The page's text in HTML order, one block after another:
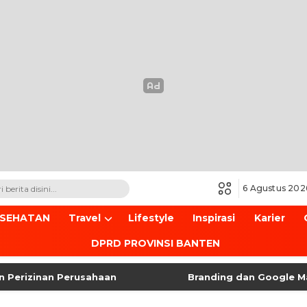
6 Agustus
Travel Lifestyle Inspirasi Karier
DPRD PROVINSI BANTEN
Perusahaan Branding dan Google Maps